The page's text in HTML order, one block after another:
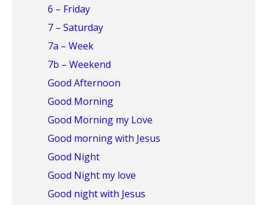
6 – Friday
7 – Saturday
7a – Week
7b – Weekend
Good Afternoon
Good Morning
Good Morning my Love
Good morning with Jesus
Good Night
Good Night my love
Good night with Jesus